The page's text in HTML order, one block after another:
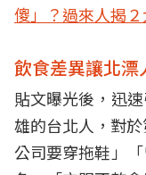
傻」？過來人揭
飲食差異讓北漂
貼文曝光後，迅
雄的台北人，對
公司要穿拖鞋」